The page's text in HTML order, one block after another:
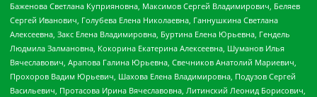
Баженова Светлана Куприяновна, Максимов Сергей Владимирович, Беляев
Сергей Иванович, Голубева Елена Николаевна, Ганнушкина Светлана
Алексеевна, Закс Елена Владимировна, Буртина Елена Юрьевна, Гендель
Людмила Залмановна, Кокорина Екатерина Алексеевна, Шуманов Илья
Вячеславович, Арапова Галина Юрьевна, Свечников Анатолий Мариевич,
Прохоров Вадим Юрьевич, Шахова Елена Владимировна, Подузов Сергей
Васильевич, Протасова Ирина Вячеславовна, Литинский Леонид Борисович,